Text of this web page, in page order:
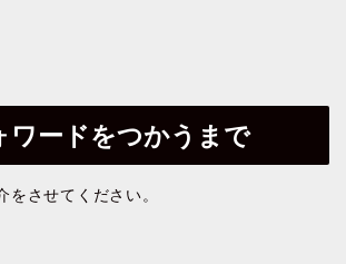
ワードをつかうまで
をさせてください。